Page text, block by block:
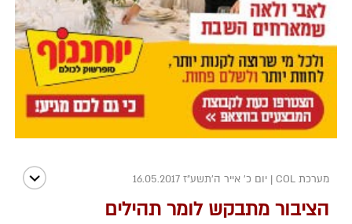
מערכת COL | יום כ' אייר ה׳תשע״ז 16.05.2017
הציבור מתבקש לומר תהילים